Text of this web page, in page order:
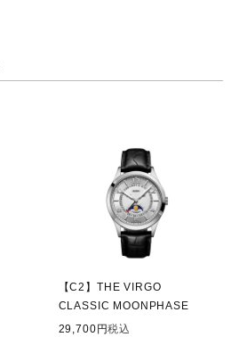
【C2】THE VIRGO
CLASSIC MOONPHASE
29,700
税込